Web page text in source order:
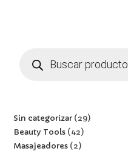
Sin categorizar 29
Beauty Tools 42
Masajeadores 2